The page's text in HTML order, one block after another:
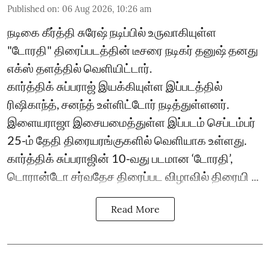
Published on: 06 Aug 2026, 10:26 am
நடிகை கீர்த்தி சுரேஷ் நடிப்பில் உருவாகியுள்ள
"டோரதி" திரைப்படத்தின் டீசரை நடிகர் தனுஷ் தனது
எக்ஸ் தளத்தில் வெளியிட்டார்.
கார்த்திக் சுப்பராஜ் இயக்கியுள்ள இப்படத்தில்
ரிஷிகாந்த், சனந்த் உள்ளிட்டோர் நடித்துள்ளனர்.
இளையராஜா இசையமைத்துள்ள இப்படம் செப்டம்பர்
25-ம் தேதி திரையரங்குகளில் வெளியாக உள்ளது.
கார்த்திக் சுப்பராஜின் 10-வது படமான ‘டோரதி’,
டொரான்டோ சர்வதேச திரைப்பட விழாவில் திரையி ...
Read More